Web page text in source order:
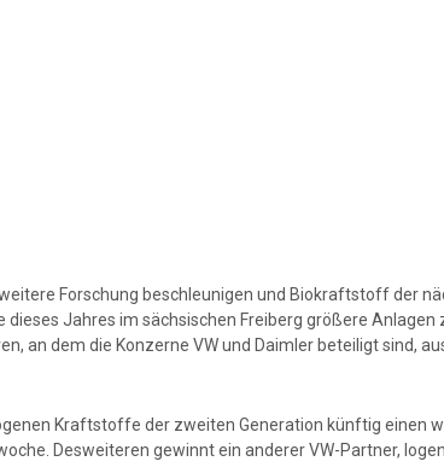
Forschung beschleunigen und Biokraftstoff der
dieses Jahres im sächsischen Freiberg größere
an dem die Konzerne VW und Daimler beteiligt sind,
Kraftstoffe der zweiten Generation künftig einen
Desweiteren gewinnt ein anderer VW-Partner,